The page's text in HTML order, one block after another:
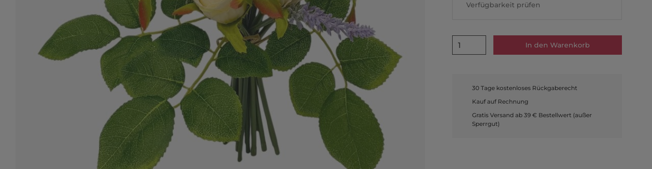
Verfügbarkeit prüfen
1 In den Warenkorb
30 Tage kostenloses Rückgaberecht
Kauf auf Rechnung
Gratis Versand ab 39 € Bestellwert (außer
Sperrgut)